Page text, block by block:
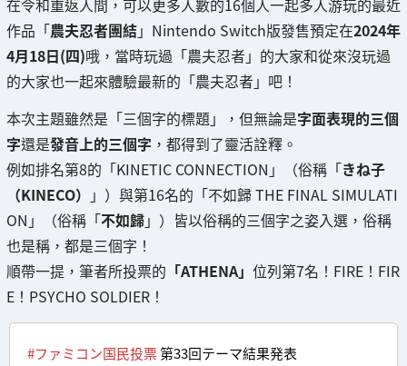
在令和重返人間，可以更多人數的16個人一起多人游玩的最近
作品「農夫忍者團結」Nintendo Switch版發售預定在2024年
4月18日(四)哦，當時玩過「農夫忍者」的大家和從來沒玩過
的大家也一起來體驗最新的「農夫忍者」吧！
本次主題雖然是「三個字的標題」，但無論是字面表現的三個
字還是發音上的三個字 ，都得到了靈活詮釋。
例如排名第8的「KINETIC CONNECTION」（俗稱「きね子
（KINECO） 」）與第16名的「不如歸 THE FINAL SIMULATI
ON」（俗稱「不如歸」）皆以俗稱的三個字之姿入選，俗稱
也是稱，都是三個字！
順帶一提，筆者所投票的 「ATHENA」 位列第7名！FIRE！FIR
E！PSYCHO SOLDIER！
#ファミコン国民投票第33回テーマ結果発表